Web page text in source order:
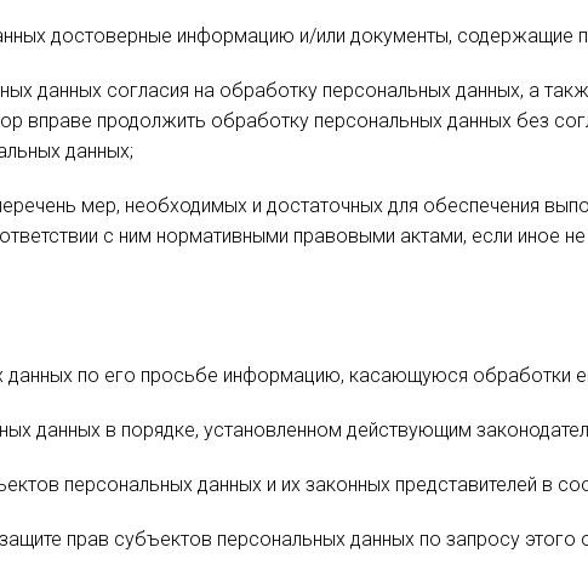
достоверные информацию и/или документы, содержащие
данных согласия на обработку персональных данных, а
вправе продолжить обработку персональных данных без
данных;
мер, необходимых и достаточных для обеспечения
с ним нормативными правовыми актами, если иное
данных по его просьбе информацию, касающуюся обработки
данных в порядке, установленном действующим
персональных данных и их законных представителей в
прав субъектов персональных данных по запросу